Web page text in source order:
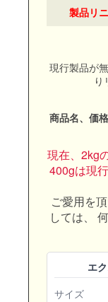
製品リ
現行製品が
り
商品名、価
現在、2kg
400gは現
ご愛用を
しては、
エ
サイズ